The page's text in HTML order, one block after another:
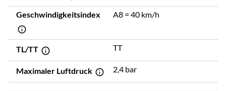
Geschwindigkeitsindex A8 = 40 km/h
TL/TT TT
Maximaler Luftdruck 2,4 bar